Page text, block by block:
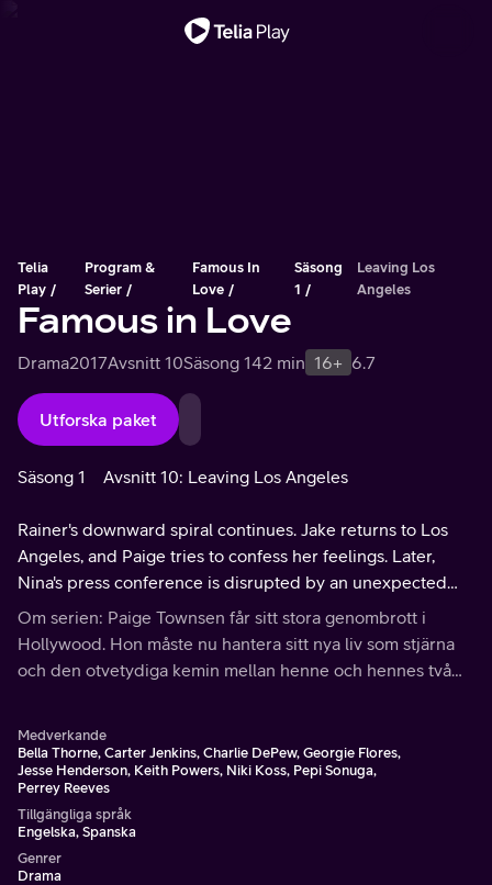
Telia
Play
Program &
Serier
Famous In
Love
Säsong
1
Leaving Los
Angeles
Famous in Love
Drama2017Avsnitt 10Säsong 142 min 16+ 6.7
Utforska paket
Säsong 1 Avsnitt 10: Leaving Los Angeles
Rainer's downward spiral continues. Jake returns to Los
Angeles, and Paige tries to confess her feelings. Later,
Nina's press conference is disrupted by an unexpected
appearance.
Om serien: Paige Townsen får sitt stora genombrott i
Hollywood. Hon måste nu hantera sitt nya liv som stjärna
och den otvetydiga kemin mellan henne och hennes två
Medverkande
Bella Thorne, Carter Jenkins, Charlie DePew, Georgie Flores,
Jesse Henderson, Keith Powers, Niki Koss, Pepi Sonuga,
Perrey Reeves
Tillgängliga språk
Engelska, Spanska
Genrer
Drama